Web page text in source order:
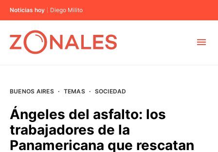
Noticias hoy Diego Milito
BUENOS AIRES
BUENOS AIRES · TEMAS · SOCIEDAD
Ángeles del asfalto: los
trabajadores de la
Panamericana que rescatan